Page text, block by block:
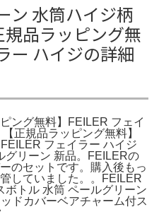
ン 水筒ハイジ柄
品ラッピング無
ー ハイジの詳細
ング無料】FEILER フェイ
正規品ラッピング無料】
フェイラー ハイジ
グリーン 新品。FEILERの
のセットです。購入後もっ
していました。。FEILER
ボトル 水筒 ペールグリーン
ドカバーベアチャーム付ス